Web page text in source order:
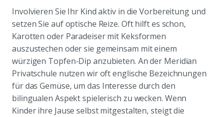
Involvieren Sie Ihr Kind aktiv in die Vorbereitung und
setzen Sie auf optische Reize. Oft hilft es schon,
Karotten oder Paradeiser mit Keksformen
auszustechen oder sie gemeinsam mit einem
würzigen Topfen-Dip anzubieten. An der Meridian
Privatschule nutzen wir oft englische Bezeichnungen
für das Gemüse, um das Interesse durch den
bilingualen Aspekt spielerisch zu wecken. Wenn
Kinder ihre Jause selbst mitgestalten, steigt die